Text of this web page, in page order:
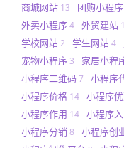
商城网站 13 团购小程序
外卖小程序4 外贸建站
学校网站2 学生网站4
宠物小程序 3 家居小程
小程序二维码7 小程序
小程序价格 14 小程序
小程序作用 14 小程序
小程序分销 8 小程序创